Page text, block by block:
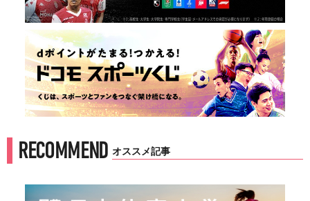
RECOMMEND オススメ記事